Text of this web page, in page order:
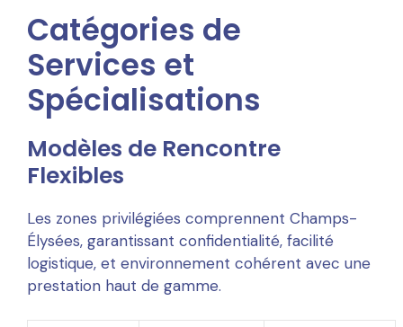
Catégories de
Services et
Spécialisations
Modèles de Rencontre
Flexibles
Les zones privilégiées comprennent Champs-
Élysées, garantissant confidentialité, facilité
logistique, et environnement cohérent avec une
prestation haut de gamme.